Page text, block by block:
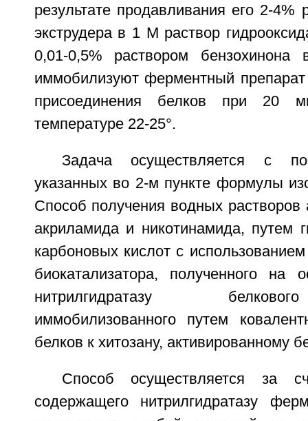
результате продавливания его 2-
экструдера в 1 М раствор
0,01-0,5% раствором бензохинона
иммобилизуют ферментный препарат
присоединения белков при 20
температуре 22-25°.
Задача осуществляется с
указанных во 2-м пункте формулы
Способ получения водных
акриламида и никотинамида, путем
карбоновых кислот с
биокатализатора, полученного на
нитрилгидратазу
иммобилизованного путем
белков к хитозану, активированному
Способ осуществляется за
содержащего нитрилгидратазу